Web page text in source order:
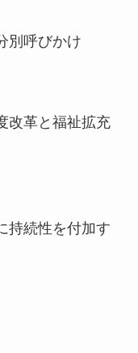
別呼びかけ
改革と福祉拡充
持続性を付加す